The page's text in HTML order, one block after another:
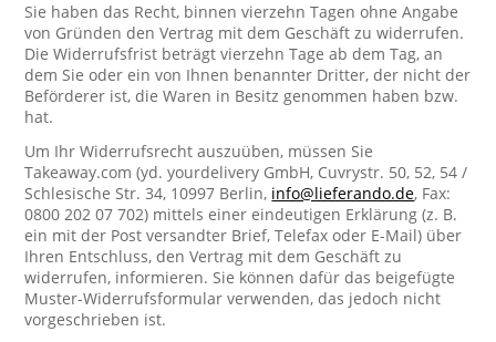
Sie haben das Recht, binnen vierzehn Tagen ohne Angabe
von Gründen den Vertrag mit dem Geschäft zu widerrufen.
Die Widerrufsfrist beträgt vierzehn Tage ab dem Tag, an
dem Sie oder ein von Ihnen benannter Dritter, der nicht der
Beförderer ist, die Waren in Besitz genommen haben bzw.
hat.
Um Ihr Widerrufsrecht auszuüben, müssen Sie
Takeaway.com (yd. yourdelivery GmbH, Cuvrystr. 50, 52, 54 /
Schlesische Str. 34, 10997 Berlin, info@lieferando.de, Fax:
0800 202 07 702) mittels einer eindeutigen Erklärung (z. B.
ein mit der Post versandter Brief, Telefax oder E-Mail) über
Ihren Entschluss, den Vertrag mit dem Geschäft zu
widerrufen, informieren. Sie können dafür das beigefügte
Muster-Widerrufsformular verwenden, das jedoch nicht
vorgeschrieben ist.